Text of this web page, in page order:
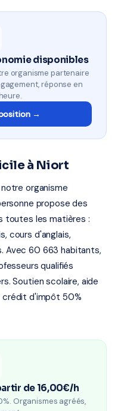
disponibles
organisme partenaire
réponse en
→
à Niort
organisme
propose des
toutes les matières :
cours d'anglais,
Avec 60 663 habitants,
qualifiés
Soutien scolaire, aide
crédit d'impôt 50%
de 16,00€/h
Organismes agréés,